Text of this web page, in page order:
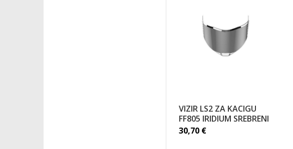
VIZIR LS2 ZA KACIGU
FF805 IRIDIUM SREBRENI
30,70 €